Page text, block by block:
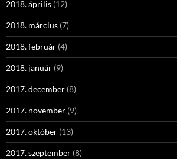
2018. április (12)
2018. március (7)
2018. február (4)
2018. január (9)
2017. december (8)
2017. november (9)
2017. október (13)
2017. szeptember (8)